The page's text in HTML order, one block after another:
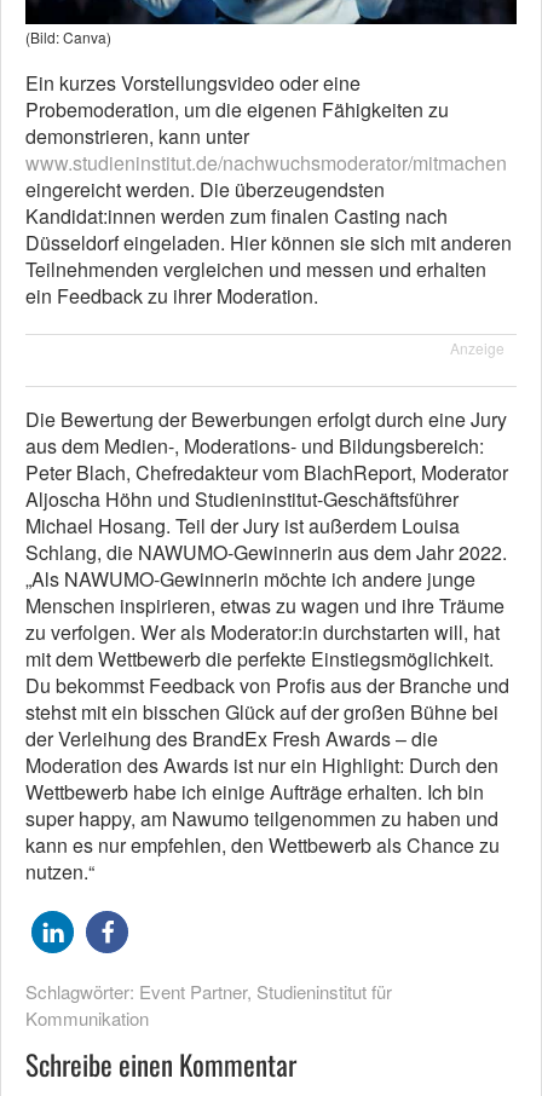
(Bild: Canva)
Ein kurzes Vorstellungsvideo oder eine
Probemoderation, um die eigenen Fähigkeiten zu
demonstrieren, kann unter
www.studieninstitut.de/nachwuchsmoderator/mitmachen
eingereicht werden. Die überzeugendsten
Kandidat:innen werden zum finalen Casting nach
Düsseldorf eingeladen. Hier können sie sich mit anderen
Teilnehmenden vergleichen und messen und erhalten
ein Feedback zu ihrer Moderation.
Anzeige
Die Bewertung der Bewerbungen erfolgt durch eine Jury
aus dem Medien-, Moderations- und Bildungsbereich:
Peter Blach, Chefredakteur vom BlachReport, Moderator
Aljoscha Höhn und Studieninstitut-Geschäftsführer
Michael Hosang. Teil der Jury ist außerdem Louisa
Schlang, die NAWUMO-Gewinnerin aus dem Jahr 2022.
„Als NAWUMO-Gewinnerin möchte ich andere junge
Menschen inspirieren, etwas zu wagen und ihre Träume
zu verfolgen. Wer als Moderator:in durchstarten will, hat
mit dem Wettbewerb die perfekte Einstiegsmöglichkeit.
Du bekommst Feedback von Profis aus der Branche und
stehst mit ein bisschen Glück auf der großen Bühne bei
der Verleihung des BrandEx Fresh Awards – die
Moderation des Awards ist nur ein Highlight: Durch den
Wettbewerb habe ich einige Aufträge erhalten. Ich bin
super happy, am Nawumo teilgenommen zu haben und
kann es nur empfehlen, den Wettbewerb als Chance zu
nutzen.“
Schlagwörter: Event Partner, Studieninstitut für
Kommunikation
Schreibe einen Kommentar